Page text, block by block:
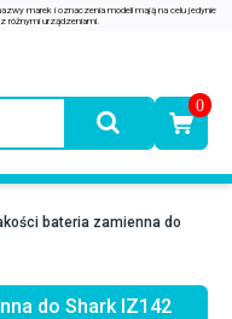
0
bateria zamienna do
do Shark IZ142